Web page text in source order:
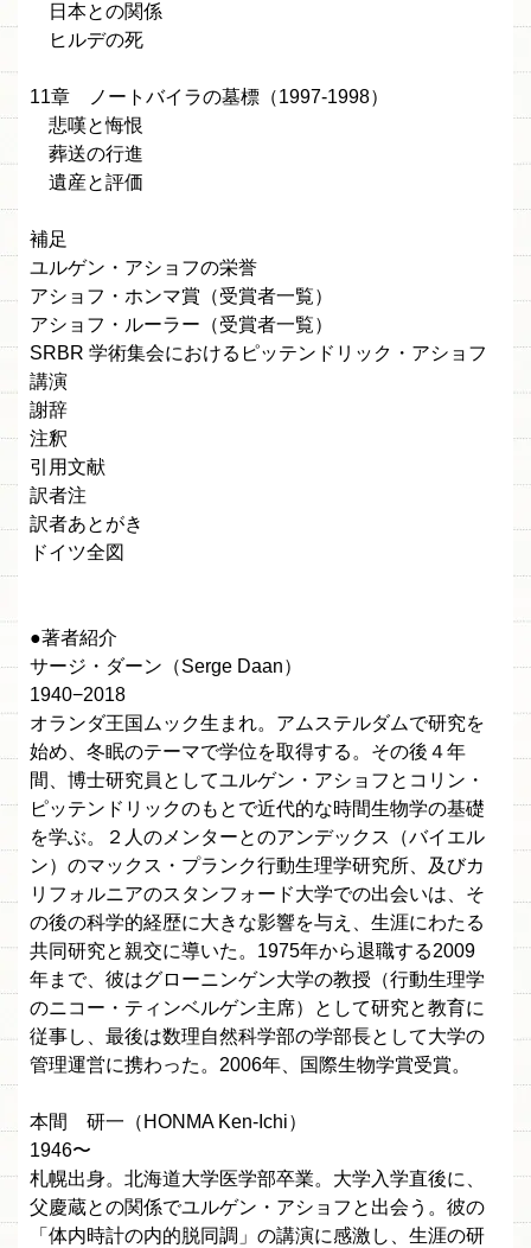
日本との関係
ヒルデの死
11章 ノートバイラの墓標（1997-1998）
悲嘆と悔恨
葬送の行進
遺産と評価
補足
ユルゲン・アショフの栄誉
アショフ・ホンマ賞（受賞者一覧）
アショフ・ルーラー（受賞者一覧）
SRBR 学術集会におけるピッテンドリック・アショフ
講演
謝辞
注釈
引用文献
訳者注
訳者あとがき
ドイツ全図
●著者紹介
サージ・ダーン（Serge Daan）
1940−2018
オランダ王国ムック生まれ。アムステルダムで研究を
始め、冬眠のテーマで学位を取得する。その後４年
間、博士研究員としてユルゲン・アショフとコリン・
ピッテンドリックのもとで近代的な時間生物学の基礎
を学ぶ。２人のメンターとのアンデックス（バイエル
ン）のマックス・プランク行動生理学研究所、及びカ
リフォルニアのスタンフォード大学での出会いは、そ
の後の科学的経歴に大きな影響を与え、生涯にわたる
共同研究と親交に導いた。1975年から退職する2009
年まで、彼はグローニンゲン大学の教授（行動生理学
のニコー・ティンベルゲン主席）として研究と教育に
従事し、最後は数理自然科学部の学部長として大学の
管理運営に携わった。2006年、国際生物学賞受賞。
本間 研一（HONMA Ken-Ichi）
1946〜
札幌出身。北海道大学医学部卒業。大学入学直後に、
父慶蔵との関係でユルゲン・アショフと出会う。彼の
「体内時計の内的脱同調」の講演に感激し、生涯の研